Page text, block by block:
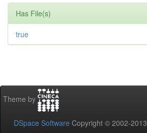
Has File(s)
true
Theme by
DSpace Software Copyright © 2002-2013